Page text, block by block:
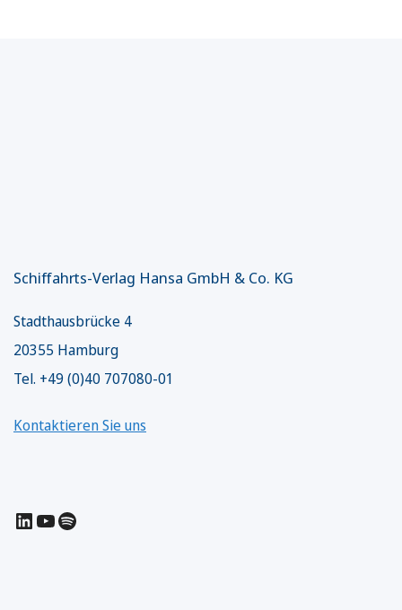
Schiffahrts-Verlag Hansa GmbH & Co. KG
Stadthausbrücke 4
20355 Hamburg
Tel. +49 (0)40 707080-01
Kontaktieren Sie uns
LinkedIn
YouTube
Spotify